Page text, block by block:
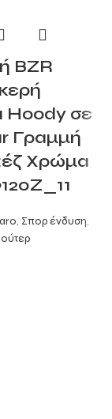
BZR
Hoody σε
Γραμμή
Χρώμα
, Σπορ ένδυση,